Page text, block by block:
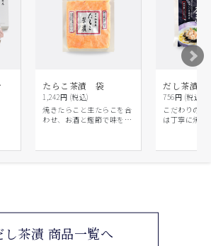
たらこ茶漬 袋
1,242円 (税込)
焼きたらこと生たらこを合
わせ、お酒と鰹節で味を調
だし茶漬〔
756円 (税込)
こだわりのだ
は丁寧に焼き
い。
し茶漬 商品一覧へ